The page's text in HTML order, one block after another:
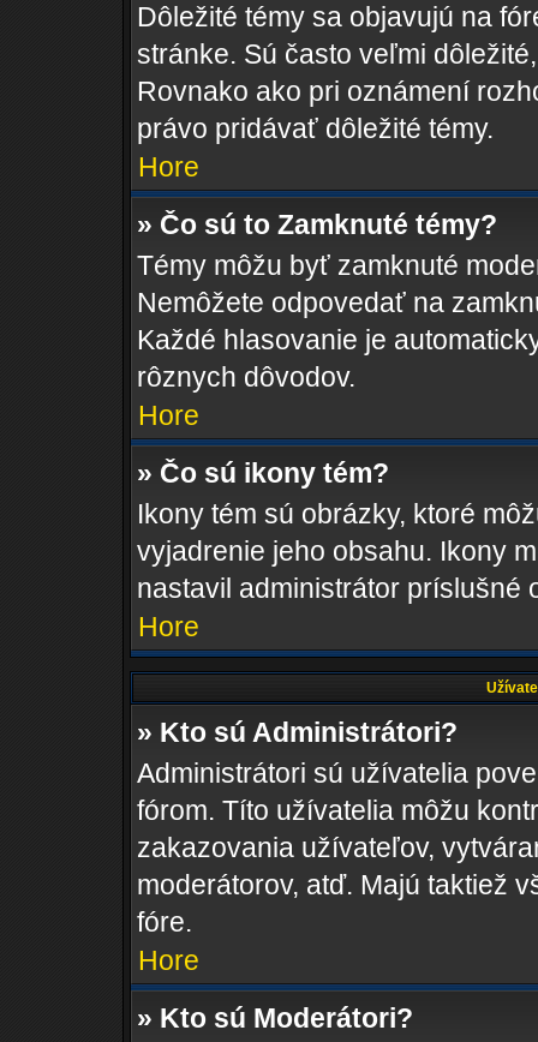
Dôležité témy sa objavujú na
stránke. Sú často veľmi
Rovnako ako pri oznámení
právo pridávať dôležité témy.
Hore
» Čo sú to Zamknuté témy?
Témy môžu byť zamknuté
Nemôžete odpovedať na
Každé hlasovanie je
rôznych dôvodov.
Hore
» Čo sú ikony tém?
Ikony tém sú obrázky, ktoré
vyjadrenie jeho obsahu. Ikony
nastavil administrátor príslušné
Hore
» Kto sú Administrátori?
Administrátori sú užívatelia
fórom. Títo užívatelia môžu
zakazovania užívateľov,
moderátorov, atď. Majú taktiež
fóre.
Hore
» Kto sú Moderátori?